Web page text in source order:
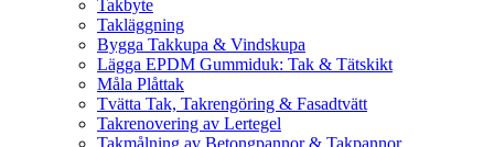
Takbyte
Takläggning
Bygga Takkupa & Vindskupa
Lägga EPDM Gummiduk: Tak & Tätskikt
Måla Plåttak
Tvätta Tak, Takrengöring & Fasadtvätt
Takrenovering av Lertegel
Takmålning av Betongpannor & Takpannor